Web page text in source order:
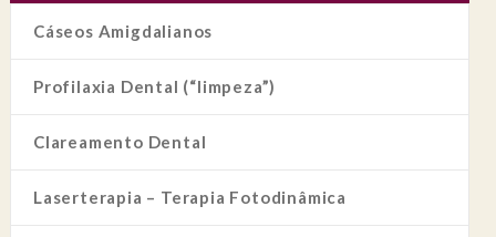
Cáseos Amigdalianos
Profilaxia Dental (“limpeza”)
Clareamento Dental
Laserterapia – Terapia Fotodinâmica